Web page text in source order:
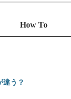
How To
違う？